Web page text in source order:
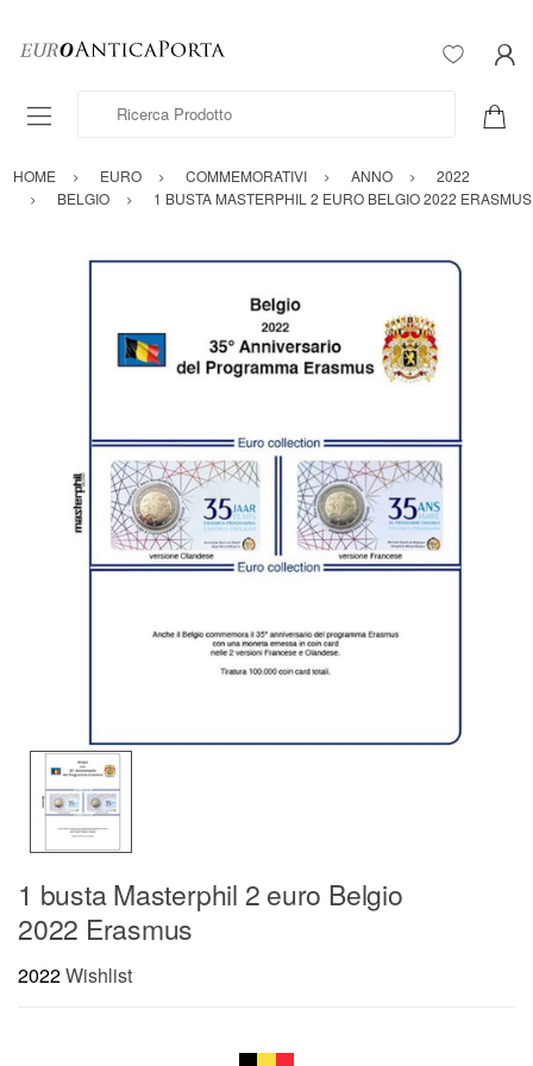
Ricerca Prodotto
HOME EURO COMMEMORATIVI ANNO
2022
BELGIO
1 BUSTA MASTERPHIL 2 EURO BELGIO 2022 ERASMUS
1 busta Masterphil 2 euro Belgio
2022 Erasmus
2022Wishlist